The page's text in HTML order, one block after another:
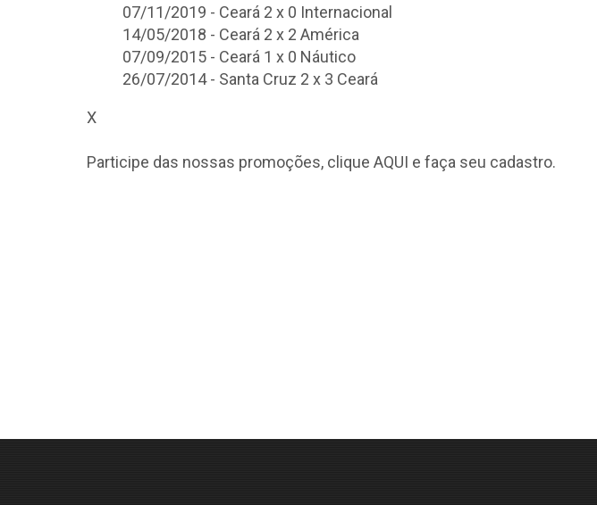
07/11/2019 - Ceará 2 x 0 Internacional
14/05/2018 - Ceará 2 x 2 América
07/09/2015 - Ceará 1 x 0 Náutico
26/07/2014 - Santa Cruz 2 x 3 Ceará
X
Participe das nossas promoções, clique AQUI e faça seu cadastro.